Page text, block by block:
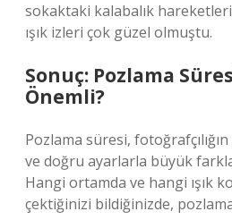
sokaktaki kalabalık
ışık izleri çok güzel olmuştu.
Sonuç: Pozlama
Önemli?
Pozlama süresi,
ve doğru ayarlarla büyük
Hangi ortamda ve hangi ışık
çektiğinizi bildiğinizde,